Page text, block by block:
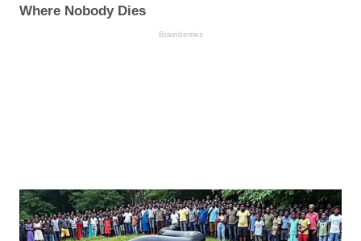
Where Nobody Dies
Brainberries